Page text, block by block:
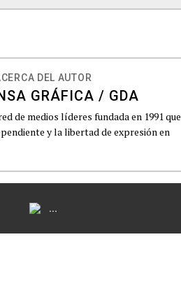
DEL AUTOR
GRÁFICA / GDA
de medios líderes fundada en 1991 que
y la libertad de expresión en
...